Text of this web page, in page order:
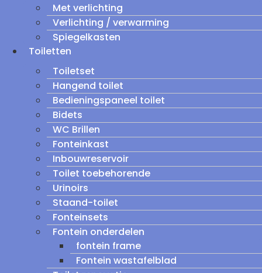
Met verlichting
Verlichting / verwarming
Spiegelkasten
Toiletten
Toiletset
Hangend toilet
Bedieningspaneel toilet
Bidets
WC Brillen
Fonteinkast
Inbouwreservoir
Toilet toebehorende
Urinoirs
Staand-toilet
Fonteinsets
Fontein onderdelen
fontein frame
Fontein wastafelblad